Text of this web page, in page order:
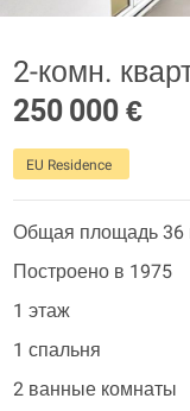
2-комн.
250 000 €
EU Residence
Общая площадь 36
Построено в 1975
1 этаж
1 спальня
2 ванные комнаты